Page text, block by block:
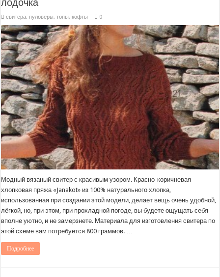
лодочка
свитера, пуловеры, топы, кофты 0
Модный вязаный свитер с красивым узором. Красно-коричневая
хлопковая пряжа «Janakot» из 100% натурального хлопка,
использованная при создании этой модели, делает вещь очень удобной,
лёгкой, но, при этом, при прохладной погоде, вы будете ощущать себя
вполне уютно, и не замерзнете. Материала для изготовления свитера по
этой схеме вам потребуется 800 граммов. …
Подробнее